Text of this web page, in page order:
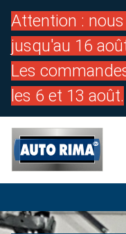
Attention :
jusqu'au 16
Les
les 6 et 13 août.